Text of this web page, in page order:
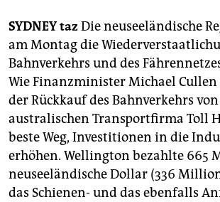
unterstützen
abo
genossenschaft
epaper login
SYDNEYtaz Die neuseeländische
am Montag die
Bahnverkehrs und des
Wie Finanzminister Michael
der Rückkauf des Bahnverkehrs
australischen Transportfirma Toll
beste Weg, Investitionen in die
erhöhen. Wellington bezahlte 665
neuseeländische Dollar (336
das Schienen- und das ebenfalls